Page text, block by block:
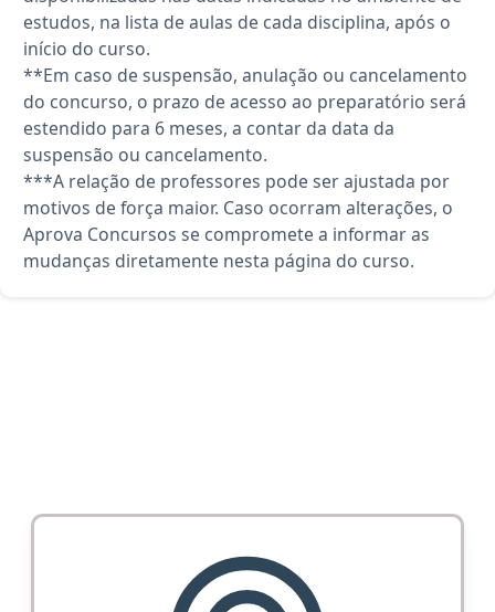
estudos, na lista de aulas de cada disciplina, após o
início do curso.
**Em caso de suspensão, anulação ou cancelamento
do concurso, o prazo de acesso ao preparatório será
estendido para 6 meses, a contar da data da
suspensão ou cancelamento.
***A relação de professores pode ser ajustada por
motivos de força maior. Caso ocorram alterações, o
Aprova Concursos se compromete a informar as
mudanças diretamente nesta página do curso.